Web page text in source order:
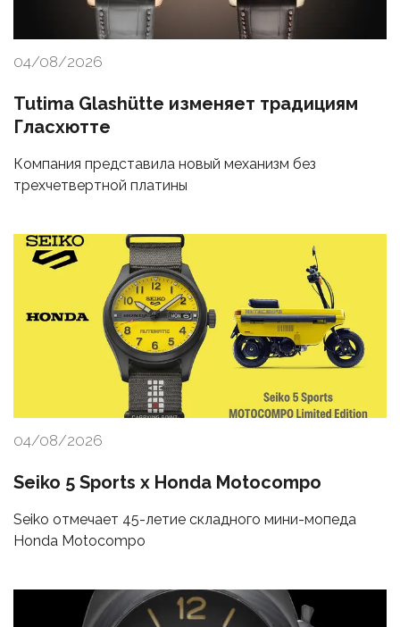
04/08/2026
Tutima Glashütte изменяет традициям
Гласхютте
Компания представила новый механизм без
трехчетвертной платины
04/08/2026
Seiko 5 Sports x Honda Motocompo
Seiko отмечает 45-летие складного мини-мопеда
Honda Motocompo